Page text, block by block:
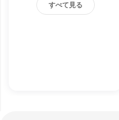
すべて見る